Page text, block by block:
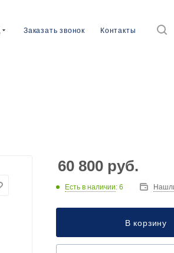
Заказать звонок Контакты
60 800 руб.
Есть в наличии: 6
В корзину